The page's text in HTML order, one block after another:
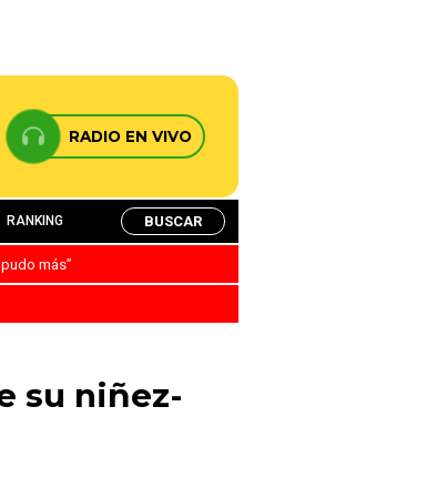
RADIO EN VIVO
RANKING BUSCAR
más”
su niñez-